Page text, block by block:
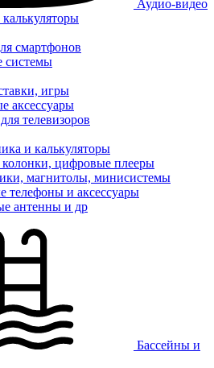
Аудио-видео
смартфонов
системы
игры
аксессуары
телевизоров
и калькуляторы
цифровые плееры
магнитолы, минисистемы
телефоны и аксессуары
антенны и др
Бассейны и